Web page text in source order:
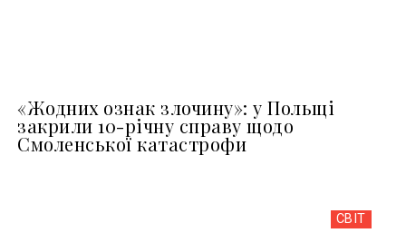
«Жодних ознак злочину»: у Польщі
закрили 10-річну справу щодо
Смоленської катастрофи
СВІТ